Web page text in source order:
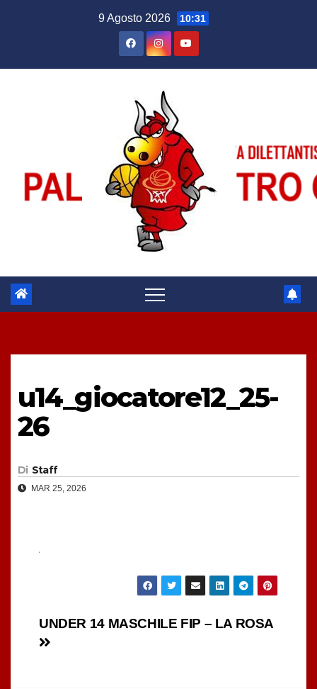
9 Agosto 2026 10:31
u14_giocatore12_25-
26
Di Staff
MAR 25, 2026
Navigazione
UNDER 14 MASCHILE FIP – LA ROSA